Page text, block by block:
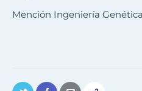
Mención Ingeniería